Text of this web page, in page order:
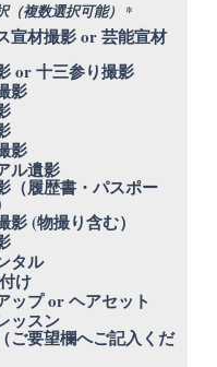
複数選択可能） *
須
項
宣材撮影 or 芸能宣材
or 十三参り撮影
影
影
ル遺影
（履歴書・パスポー
(物撮り含む）
タル
け
プ or ヘアセット
ッスン
ご要望欄へご記入くだ